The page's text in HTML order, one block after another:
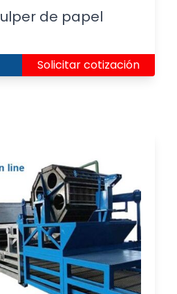
de papel
Solicitar cotización